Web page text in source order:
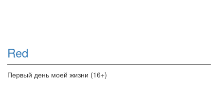
Red
Первый день моей жизни (16+)